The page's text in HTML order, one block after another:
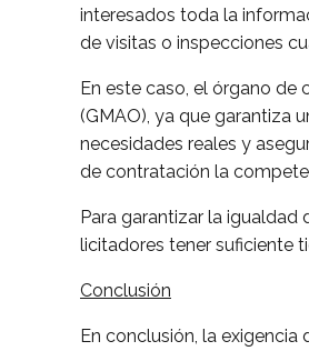
interesados ​​toda la
de visitas o inspecciones
En este caso, el órgano
(GMAO), ya que garantiza
necesidades reales y
de contratación la
Para garantizar la
licitadores tener suficiente
Conclusión
En conclusión, la exigencia